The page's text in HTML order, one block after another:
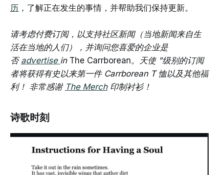
历，了解正在发生的事情，并帮助我们保持更新。
请考虑付费订阅，以支持社区新闻（当地新闻来自生
活在当地的人们），并询问您喜爱的企业是
否advertise in The Carrborean。天使 "级别的订阅
者将获得有史以来第一件 Carrborean T 恤以及其他福
利！ 非常感谢 The Merch印制衬衫！
诗歌时刻